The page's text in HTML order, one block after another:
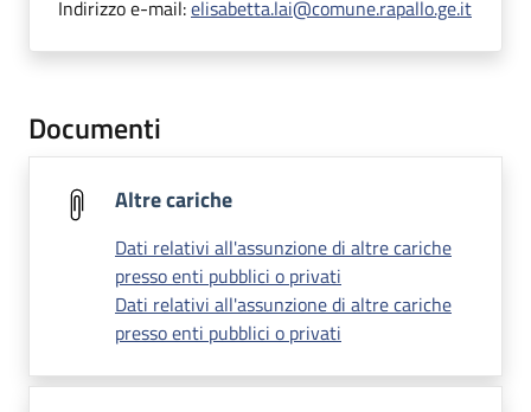
Indirizzo e-mail:elisabetta.lai@comune.rapallo.ge.it
Documenti
Altre cariche
Dati relativi all'assunzione di altre cariche
presso enti pubblici o privati
Dati relativi all'assunzione di altre cariche
presso enti pubblici o privati